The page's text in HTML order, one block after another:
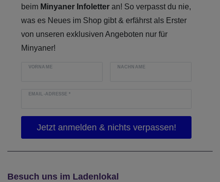
beim Minyaner Infoletter an! So verpasst du nie,
was es Neues im Shop gibt & erfährst als Erster
von unseren exklusiven Angeboten nur für
Minyaner!
VORNAME NACHNAME
EMAIL-ADRESSE*
Besuch uns im Ladenlokal